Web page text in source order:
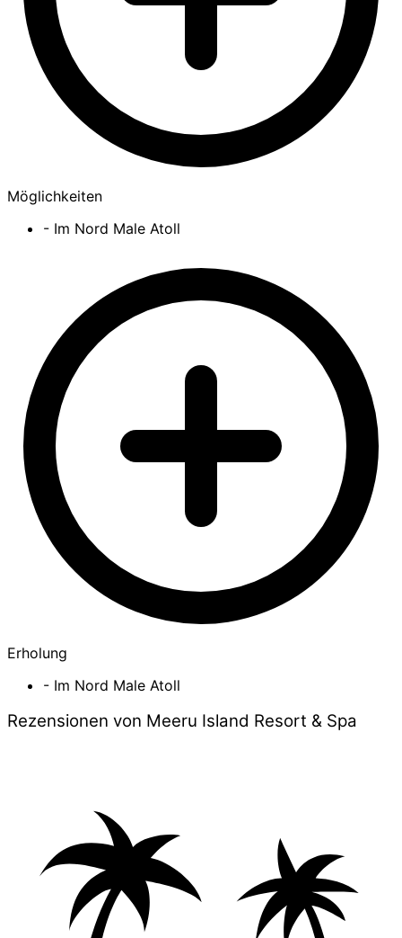
Möglichkeiten
- Im Nord Male Atoll
Erholung
- Im Nord Male Atoll
Rezensionen von Meeru Island Resort & Spa